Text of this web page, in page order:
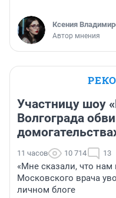
Ксения
Автор мнения
Участницу шоу
Волгограда
11 часов 10 714 13
«Мне сказали, что нам
Московского врача
личном блоге